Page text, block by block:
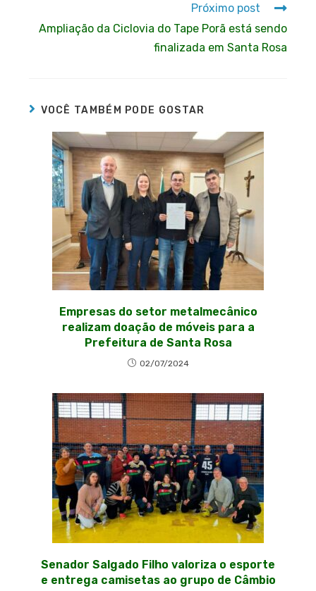
Próximo post
Ampliação da Ciclovia do Tape Porã está sendo
finalizada em Santa Rosa
VOCÊ TAMBÉM PODE GOSTAR
Empresas do setor metalmecânico
realizam doação de móveis para a
Prefeitura de Santa Rosa
02/07/2024
Senador Salgado Filho valoriza o esporte
e entrega camisetas ao grupo de Câmbio